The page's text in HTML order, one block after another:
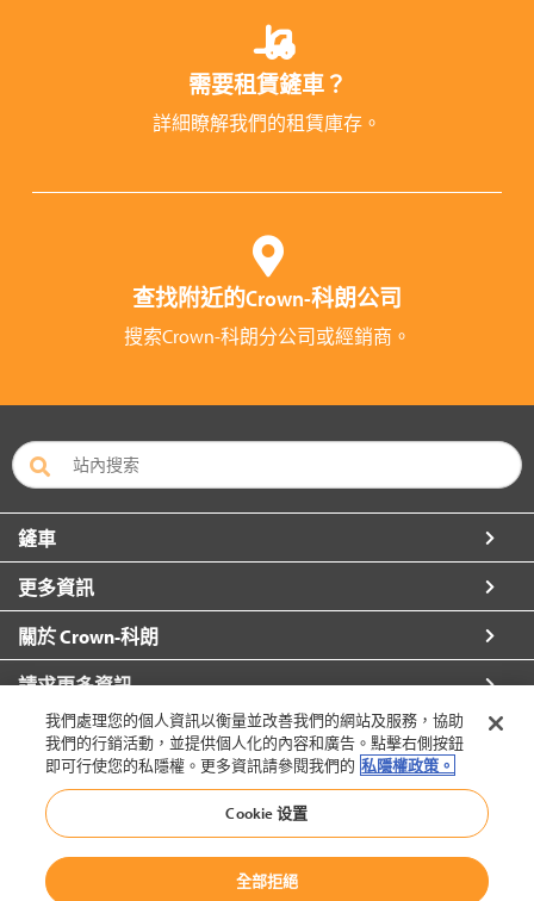
需要租賃鏟車？
詳細瞭解我們的租賃庫存。
查找附近的Crown-科朗公司
搜索Crown-科朗分公司或經銷商。
鏟車
更多資訊
關於 Crown-科朗
請求更多資訊
香港 - 繁體（切換）
回到頂端
我們處理您的個人資訊以衡量並改善我們的網站及服務，協助
我們的行銷活動，並提供個人化的內容和廣告。點擊右側按鈕
即可行使您的私隱權。更多資訊請參閱我們的 私隱權政策。
Cookie 设置
全部拒絕